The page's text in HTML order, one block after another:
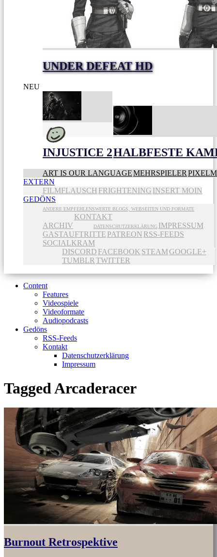
UNDER DEFEAT HD
NEU
INJUSTICE 2HALBFESTE
ART IS OUR LANGUAGEMEHRSPIELER
EXTERN
FILMFLAUSCH FRIGHTENING INSERT MOIN
GEDÖNS
ANDERE EMPFEHLENSWERTE BLOGS, WEBSEITEN UND FORMATE
ARCHIV
KONTAKT
DATENSCHUTZERKLÄRUNG IMPRESSUM
GASTAUFTRITTE PATREON RSS-FEEDS
SOCIALKRAM
DISCORD FACEBOOK STEAMGOOGLE+
TUMBLR TWITTER
Content
Features
Videospiele
Videoformate
Audiopodcasts
Gedöns
RSS-Feeds
Kontakt
Datenschutzerklärung
Impressum
TaggedArcaderacer
Burnout Retrospektive